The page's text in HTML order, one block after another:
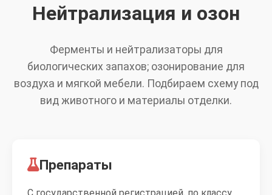
Нейтрализация и озон
Ферменты и нейтрализаторы для
биологических запахов; озонирование для
воздуха и мягкой мебели. Подбираем схему под
вид животного и материалы отделки.
Препараты